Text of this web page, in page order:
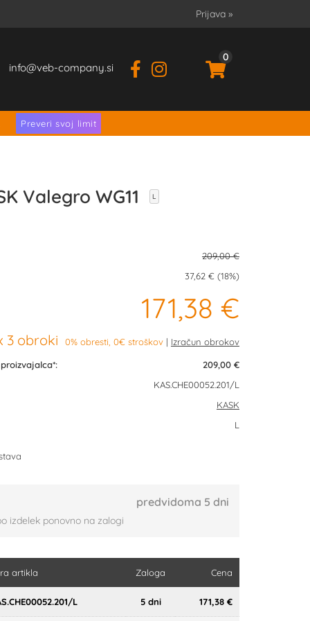
Prijava »
info veb-company.si
0
Preveri svoj limit
Valegro WG11 L
209,00 €
37,62 € (18%)
171,38 €
3 obroki 0% obresti, 0€ stroškov
209,00 €
KAS.CHE00052.201/L
KASK
L
predvidoma 5 dni
izdelek ponovno na zalogi
artikla Zaloga Cena
L 5 dni 171,38 €